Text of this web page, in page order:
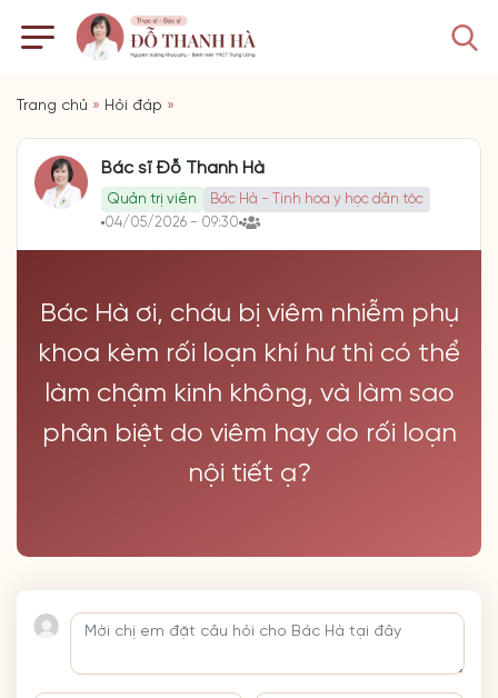
Trang chủ » Hỏi đáp »
Bác sĩ Đỗ Thanh Hà
Quản trị viên
Bác Hà - Tinh hoa y học dân tộc
04/05/2026 - 09:30
Bác Hà ơi, cháu bị viêm nhiễm phụ
khoa kèm rối loạn khí hư thì có thể
làm chậm kinh không, và làm sao
phân biệt do viêm hay do rối loạn
nội tiết ạ?